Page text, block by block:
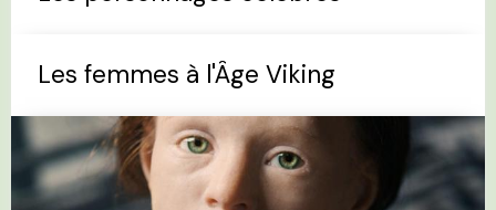
Les femmes à l'Âge Viking